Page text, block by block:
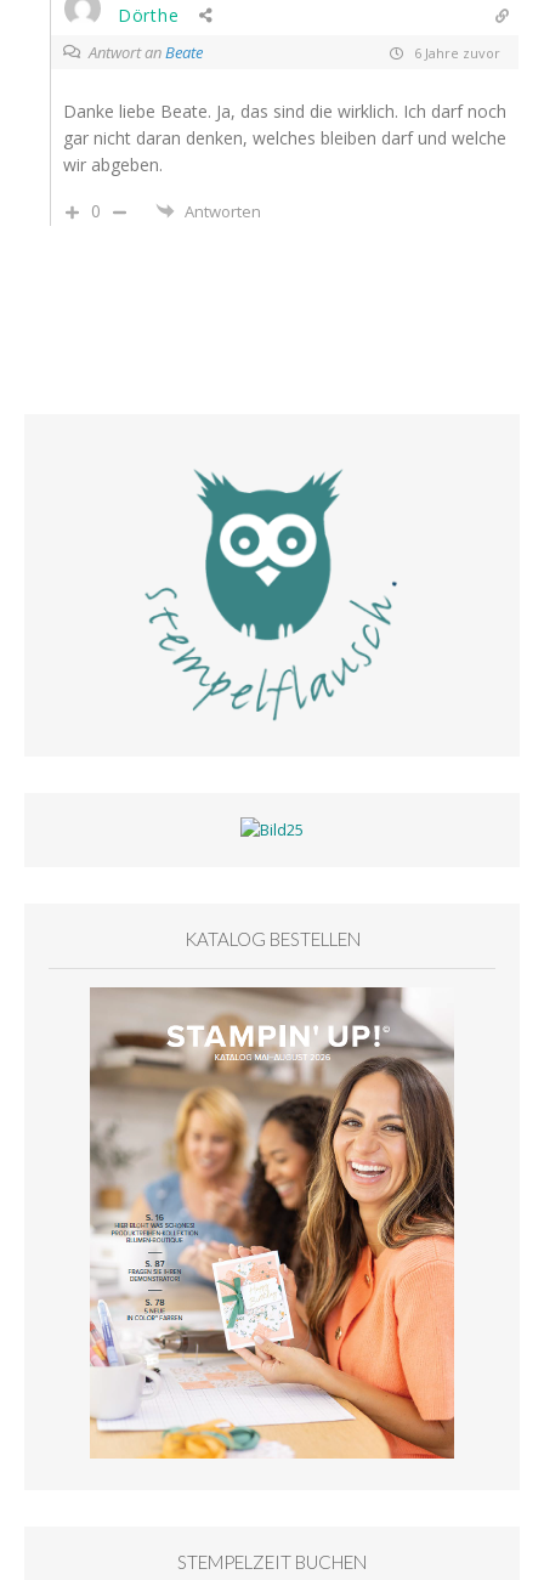
Dörthe
Antwort anBeate 6 Jahre zuvor
Danke liebe Beate. Ja, das sind die wirklich. Ich darf noch
gar nicht daran denken, welches bleiben darf und welche
wir abgeben.
0
Antworten
KATALOG BESTELLEN
STEMPELZEIT BUCHEN